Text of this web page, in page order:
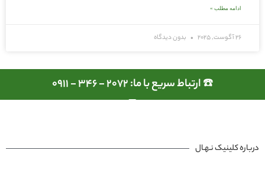
ادامه مطلب »
26 آگوست, 2025 بدون دیدگاه
☎️ ارتباط سریع با ما: 2072 - 346 - 0911
درباره کلینیک نـهـال